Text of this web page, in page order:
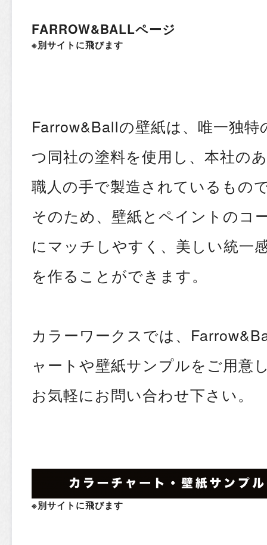
FARROW&BALLページ
※別サイトに飛びます
Farrow&Ballの壁紙は、唯一独
つ同社の塗料を使用し、本社の
職人の手で製造されているもの
そのため、壁紙とペイントのコ
にマッチしやすく、美しい統一
を作ることができます。
カラーワークスでは、
ャートや壁紙サンプルをご用意
お気軽にお問い合わせ下さい。
※別サイトに飛びます